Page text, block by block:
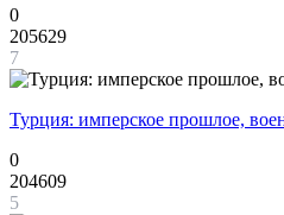
0
205629
7
Турция: имперское прошлое,
0
204609
5